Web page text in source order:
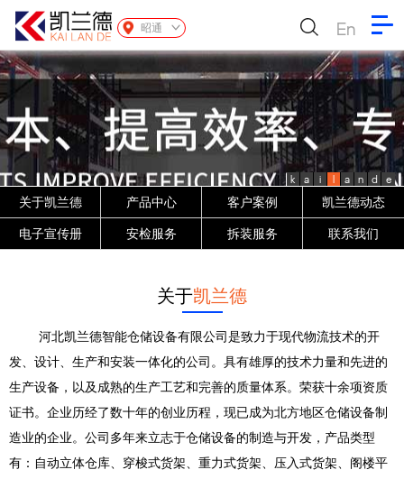
昭通 En
k a i l a n d e
关于凯兰德 产品中心 客户案例 凯兰德动态
电子宣传册 安检服务 拆装服务 联系我们
关于凯兰德
河北凯兰德智能仓储设备有限公司是致力于现代物流技术的开
发、设计、生产和安装一体化的公司。具有雄厚的技术力量和先进的
生产设备，以及成熟的生产工艺和完善的质量体系。荣获十余项资质
证书。企业历经了数十年的创业历程，现已成为北方地区仓储设备制
造业的企业。公司多年来立志于仓储设备的制造与开发，产品类型
有：自动立体仓库、穿梭式货架、重力式货架、压入式货架、阁楼平